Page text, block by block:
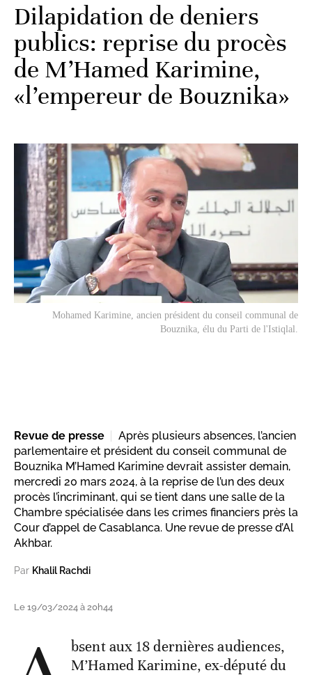
Dilapidation de deniers
publics: reprise du procès
de M’Hamed Karimine,
«l’empereur de Bouznika»
Mohamed Karimine, ancien président du conseil communal de
Bouznika, élu du Parti de l'Istiqlal.
Revue de presse
Après plusieurs absences, l’ancien
parlementaire et président du conseil communal de
Bouznika M’Hamed Karimine devrait assister demain,
mercredi 20 mars 2024, à la reprise de l’un des deux
procès l’incriminant, qui se tient dans une salle de la
Chambre spécialisée dans les crimes financiers près la
Cour d’appel de Casablanca. Une revue de presse d’Al
Akhbar.
Par Khalil Rachdi
Le 19/03/2024 à 20h44
bsent aux 18 dernières audiences,
M’Hamed Karimine, ex-député du